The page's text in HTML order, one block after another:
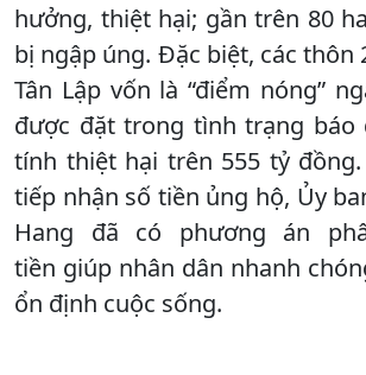
hưởng, thiệt hại; gần trên 80
bị ngập úng. Đặc biệt, các thôn
Tân Lập vốn là “điểm nóng”
được đặt trong tình trạng báo
tính thiệt hại trên 555 tỷ
tiếp nhận số tiền ủng hộ, Ủy
Hang đã có phương án
tiền giúp nhân dân nhanh
ổn định cuộc sống.